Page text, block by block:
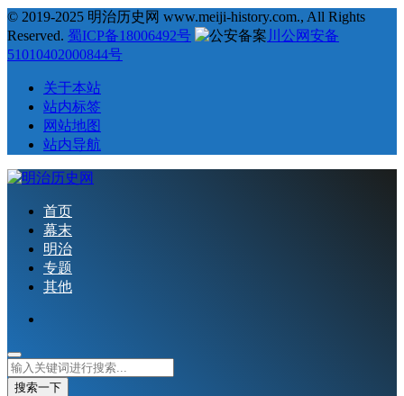
© 2019-2025 明治历史网 www.meiji-history.com., All Rights
Reserved. 蜀ICP备18006492号
川公网安备
51010402000844号
关于本站
站内标签
网站地图
站内导航
首页
幕末
明治
专题
其他
搜索一下